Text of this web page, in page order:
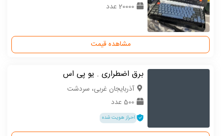
20000 عدد
مشاهده قیمت
برق اضطراری . یو پی اس
آذربایجان غربی، سردشت
500 عدد
احراز هویت شده